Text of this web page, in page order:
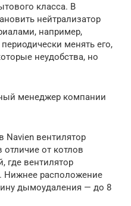
класса. В
нейтрализатор
например,
менять его,
неудобства, но
менеджер компании
Navien вентилятор
от котлов
где вентилятор
Нижнее расположение
дымоудаления — до 8